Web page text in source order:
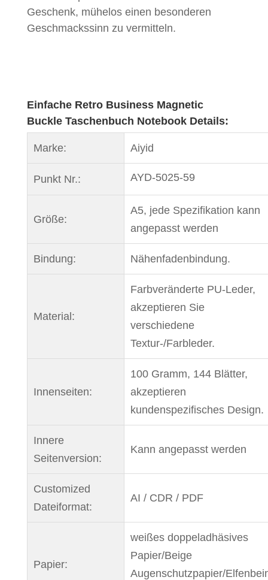
Geschenk, mühelos einen besonderen
Geschmackssinn zu vermitteln.
Einfache Retro Business Magnetic
Buckle Taschenbuch Notebook Details:
Marke: Aiyid
Punkt Nr.: AYD-5025-59
Größe:
A5, jede Spezifikation kann
angepasst werden
Bindung: Nähenfadenbindung.
Material:
Farbveränderte PU-Leder,
akzeptieren Sie
verschiedene
Textur-/Farbleder.
Innenseiten:
100 Gramm, 144 Blätter,
akzeptieren
kundenspezifisches Design.
Innere
Seitenversion:
Kann angepasst werden
Customized
Dateiformat:
AI / CDR / PDF
Papier:
weißes doppeladhäsives
Papier/Beige
Augenschutzpapier/